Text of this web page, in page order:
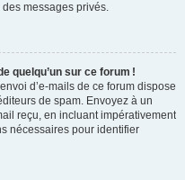
messages privés.
quelqu’un sur ce forum !
d’e-mails de ce forum dispose
de spam. Envoyez à un
reçu, en incluant impérativement
nécessaires pour identifier